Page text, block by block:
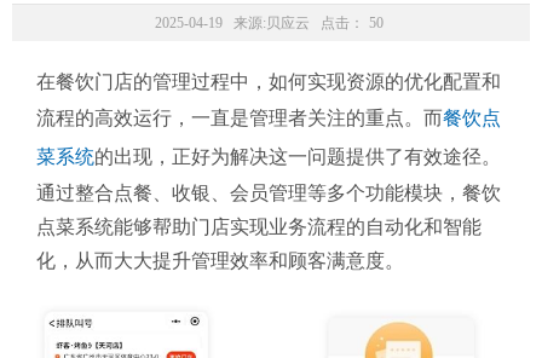
2025-04-19 来源: 贝应云 点击： 50
在餐饮门店的管理过程中，如何实现资源的优化配置和
流程的高效运行，一直是管理者关注的重点。而餐饮点
菜系统的出现，正好为解决这一问题提供了有效途径。
通过整合点餐、收银、会员管理等多个功能模块，餐饮
点菜系统能够帮助门店实现业务流程的自动化和智能
化，从而大大提升管理效率和顾客满意度。